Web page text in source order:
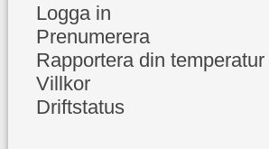
Logga in
Prenumerera
Rapportera din temperatur
Villkor
Driftstatus